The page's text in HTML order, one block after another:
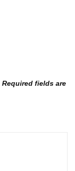
Required fields are